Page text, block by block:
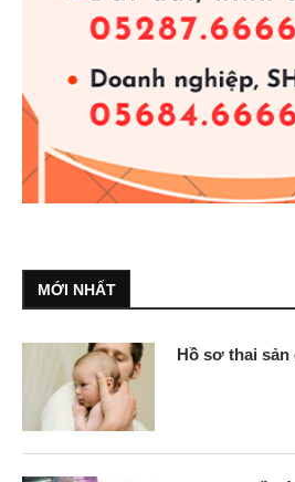
MỚI NHẤT
Hồ sơ thai sản